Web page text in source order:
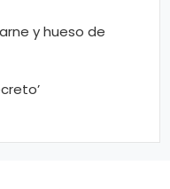
y hueso de
‘Secreto’